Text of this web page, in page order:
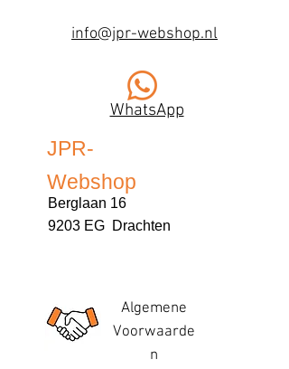
info@jpr-webshop.nl
WhatsApp
JPR-
Webshop
Berglaan 16
9203 EG Drachten
Algemene
Voorwaarde
n